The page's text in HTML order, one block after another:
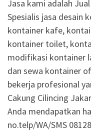
Jasa kami adalah
Spesialis jasa desain
kontainer kafe,
kontainer toilet,
modifikasi kontainer
dan sewa kontainer
bekerja profesional
Cakung Cilincing
Anda mendapatkan
no.telp/WA/SMS